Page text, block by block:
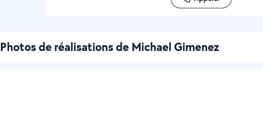
Photos de réalisations de Michael Gimenez